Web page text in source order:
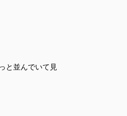
と並んでいて見